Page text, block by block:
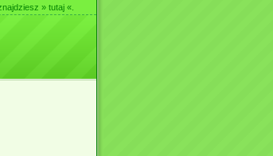
» tutaj «